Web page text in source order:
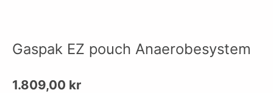
Gaspak EZ pouch Anaerobesystem
1.809,00 kr